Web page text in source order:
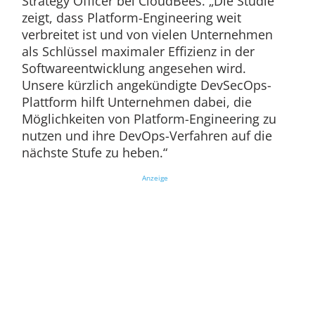
zeigt, dass Platform-Engineering weit
verbreitet ist und von vielen Unternehmen
als Schlüssel maximaler Effizienz in der
Softwareentwicklung angesehen wird.
Unsere kürzlich angekündigte DevSecOps-
Plattform hilft Unternehmen dabei, die
Möglichkeiten von Platform-Engineering zu
nutzen und ihre DevOps-Verfahren auf die
nächste Stufe zu heben.“
Anzeige